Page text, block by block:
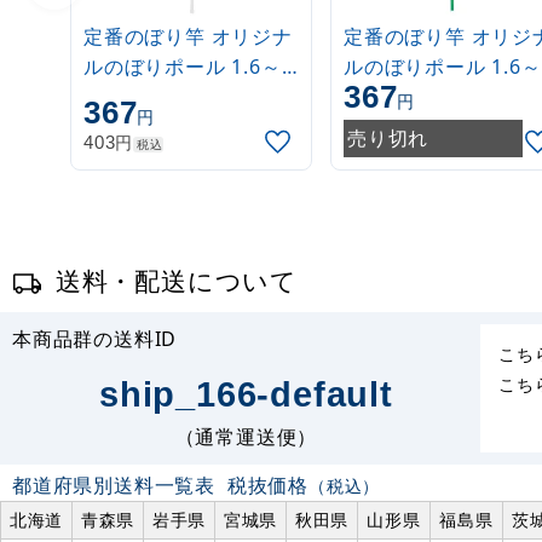
定番のぼり竿 オリジナ
ルのぼりポール 1.6～
3m 伸縮式 白
(30537***)
367円
403円 税込
定番のぼり竿 オリジ
ルのぼりポール 1.6～
3m 伸縮式 緑
(30537GRN)
367円
売り切れ
送料・配送について
本商品群の送料ID
ship_166-default
（通常運送便）
こち
こち
都道府県別送料一覧表 税抜価格 （税込）
北海道
青森県 岩手県 宮城県 秋田県 山形県 福島県 茨